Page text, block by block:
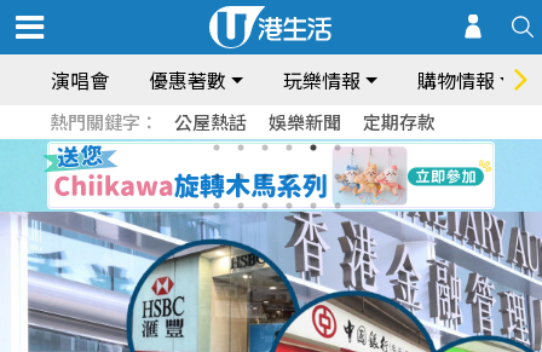
演唱會 優惠著數 玩樂情報 購物情報
熱門關鍵字： 公屋熱話 娛樂新聞 定期存款